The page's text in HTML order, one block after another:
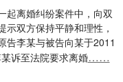
起离婚纠纷案件中，向双
双方保持平静和理性，
告李某与被告向某于2011
诉至法院要求离婚……